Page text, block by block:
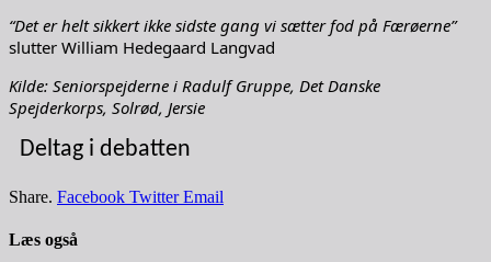
“Det er helt sikkert ikke sidste gang vi sætter fod på Færøerne”
slutter William Hedegaard Langvad
Kilde: Seniorspejderne i Radulf Gruppe, Det Danske
Spejderkorps, Solrød, Jersie
Deltag i debatten
Share. Facebook Twitter Email
Læs også